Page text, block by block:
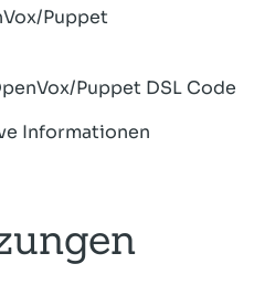
Puppet
Puppet DSL Code
Informationen